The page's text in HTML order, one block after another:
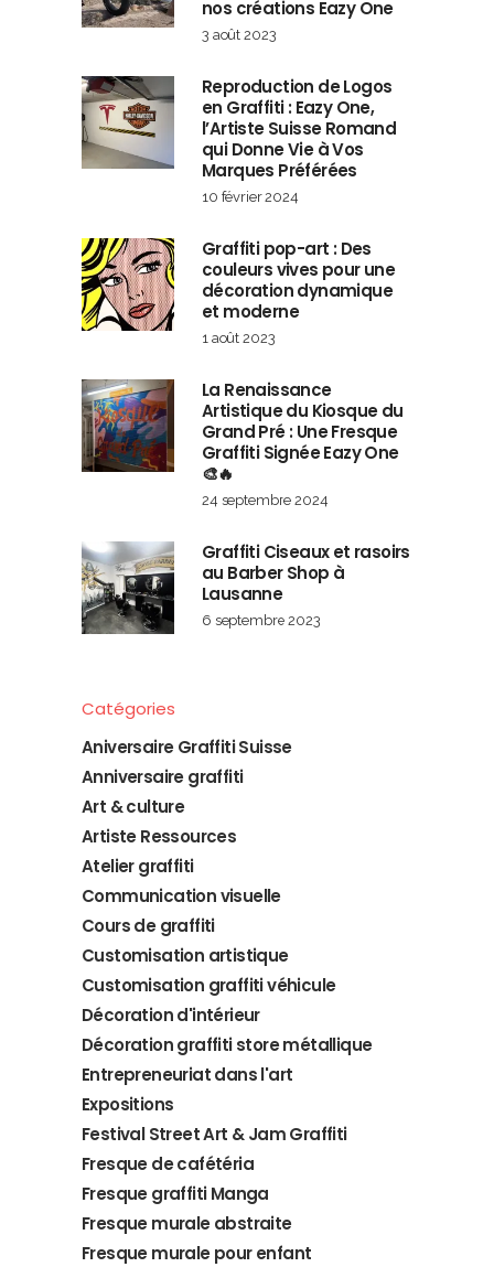
nos créations Eazy One
3 août 2023
Reproduction de Logos
en Graffiti : Eazy One,
l’Artiste Suisse Romand
qui Donne Vie à Vos
Marques Préférées
10 février 2024
Graffiti pop-art : Des
couleurs vives pour une
décoration dynamique
et moderne
1 août 2023
La Renaissance
Artistique du Kiosque du
Grand Pré : Une Fresque
Graffiti Signée Eazy One
🎨🔥
24 septembre 2024
Graffiti Ciseaux et rasoirs
au Barber Shop à
Lausanne
6 septembre 2023
Catégories
Aniversaire Graffiti Suisse
Anniversaire graffiti
Art & culture
Artiste Ressources
Atelier graffiti
Communication visuelle
Cours de graffiti
Customisation artistique
Customisation graffiti véhicule
Décoration d'intérieur
Décoration graffiti store métallique
Entrepreneuriat dans l'art
Expositions
Festival Street Art & Jam Graffiti
Fresque de cafétéria
Fresque graffiti Manga
Fresque murale abstraite
Fresque murale pour enfant